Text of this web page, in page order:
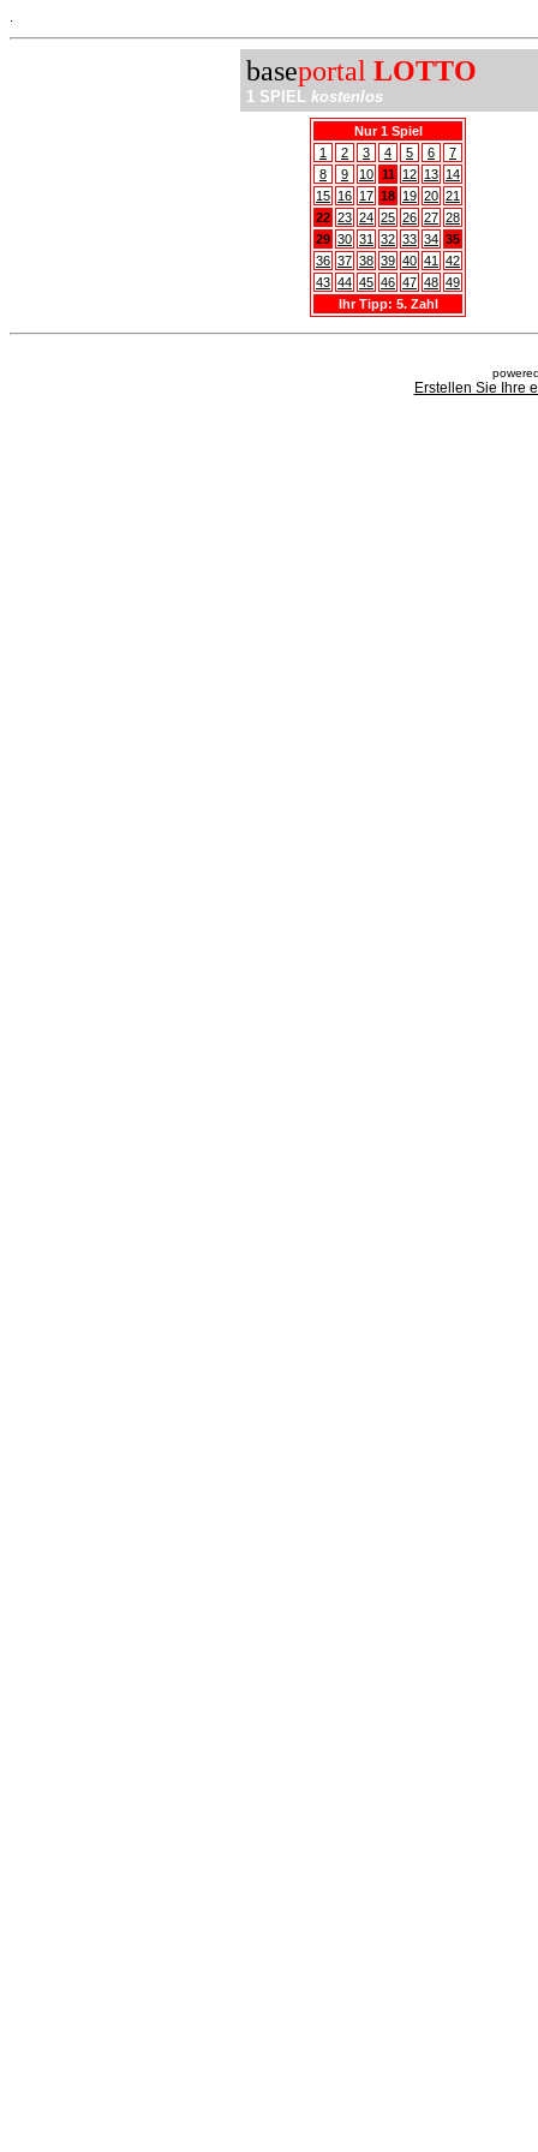
baseportal LOTTO
1 SPIEL kostenlos
Nur 1 Spiel
1
2 3 4 5 6
7
8
9 10 11 12 13 14
15 16 17 18 19 20 21
22 23 24 25 26 27 28
29 30 31 32 33 34 35
36 37 38 39 40 41
42
43 44 45 46 47 48 49
Ihr Tipp: 5. Zahl
Erstellen Sie Ihre